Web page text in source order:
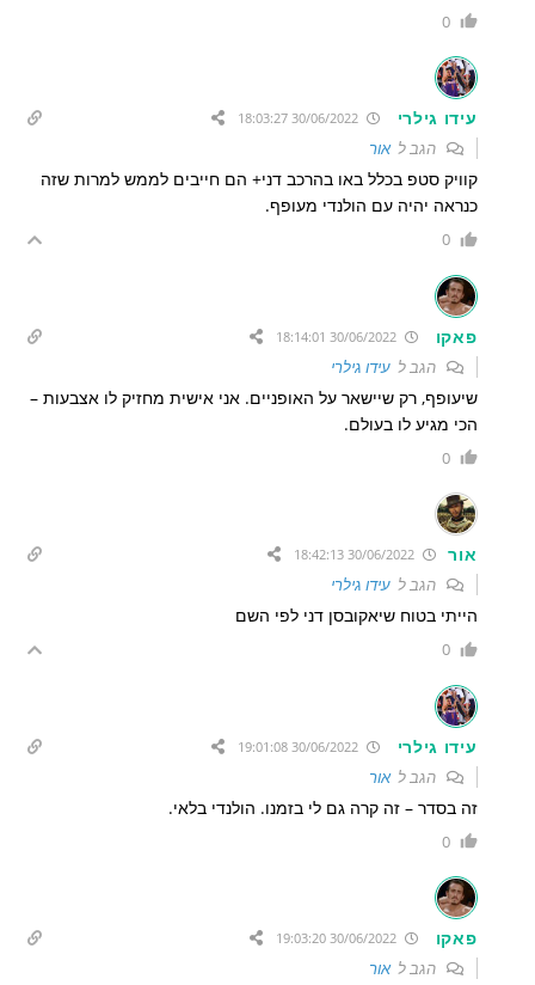
0
עידו גילרי 30/06/2022 18:03:27
הגב לאור
קוויק סטפ בכלל באו בהרכב דני+ הם חייבים לממש למרות שזה
כנראה יהיה עם הולנדי מעופף.
0
פאקו 30/06/2022 18:14:01
הגב לעידו גילרי
שיעופף, רק שיישאר על האופניים. אני אישית מחזיק לו אצבעות –
הכי מגיע לו בעולם.
0
אור
הגב לעידו גילרי
הייתי בטוח שיאקובסן דני לפי השם
0
עידו גילרי 30/06/2022 19:01:08
הגב לאור
זה בסדר – זה קרה גם לי בזמנו. הולנדי בלאי.
0
פאקו 30/06/2022 19:03:20
הגב לאור